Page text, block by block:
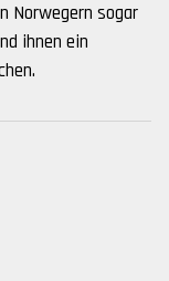
Norwegern sogar
ihnen ein